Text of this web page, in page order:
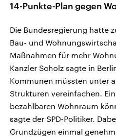
14-Punkte-Plan gegen
Die Bundesregierung hatte
Bau- und
Maßnahmen für mehr
Kanzler Scholz sagte in
Kommunen müssten unter
Strukturen vereinfachen.
bezahlbaren Wohnraum
sagte der SPD-Politiker.
Grundzügen einmal